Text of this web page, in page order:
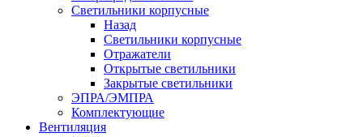
Светильники корпусные
Назад
Светильники корпусные
Отражатели
Открытые светильники
Закрытые светильники
ЭПРА/ЭМПРА
Комплектующие
Вентиляция